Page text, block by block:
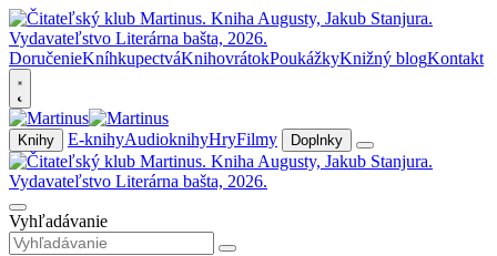
DoručenieKníhkupectváKnihovrátokPoukážkyKnižný blogKontakt
Knihy E-knihyAudioknihyHryFilmy Doplnky
Vyhľadávanie